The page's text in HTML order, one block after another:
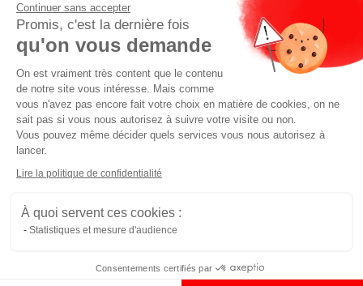
de quitter le véhicule.
Conduire en pente raide ou sur
route enneigée
Il existe des boites qui vous offrent la possibilité de
choisir le premier ou le deuxième rapport. Dans ce
cas, vous verrez les chiffres 1 et 2 sur votre boite. Si
votre voiture possède cette option, il est conseillé de
route enneigée, l’idéal serait de sélectionner la
deuxième pour utiliser le frein moteur. Cela évite
Continuer sans accepter
Promis, c'est la dernière fois
qu'on vous demande
Plateforme de Gestion du
On est vraiment très content que le contenu
de notre site vous intéresse. Mais comme
vous n'avez pas encore fait votre choix en matière de cookies, on ne
sait pas si vous nous autorisez à suivre votre visite ou non.
Vous pouvez même décider quels services vous nous autorisez à
lancer.
Lire la politique de confidentialité
À quoi servent ces cookies :
Statistiques et mesure d'audience
Consentements certifiés par